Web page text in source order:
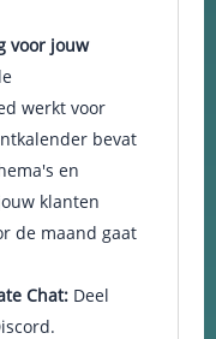
voor jouw
werkt voor
bevat
en
klanten
de maand gaat
Chat: Deel